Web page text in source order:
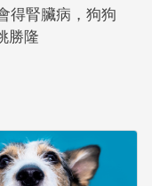
得腎臟病，狗狗
勝隆